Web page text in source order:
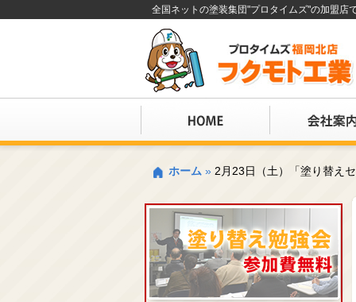
全国ネットの塗装集団"プロタイムズ"の加盟店
ホーム » 2月23日（土）「塗り替え